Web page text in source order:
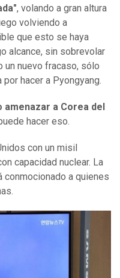
, volando a gran altura
volviendo a
que esto se haya
alcance, sin sobrevolar
un nuevo fracaso, sólo
hacer a Pyongyang.
a Corea del
hacer eso.
con un misil
capacidad nuclear. La
conmocionado a quienes